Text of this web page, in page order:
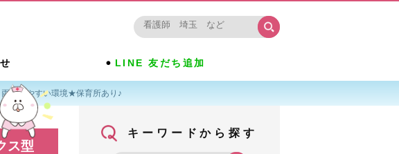
LINE 友だち追加
立しやすい環境★保育所あり♪
ス型
キーワードから探す